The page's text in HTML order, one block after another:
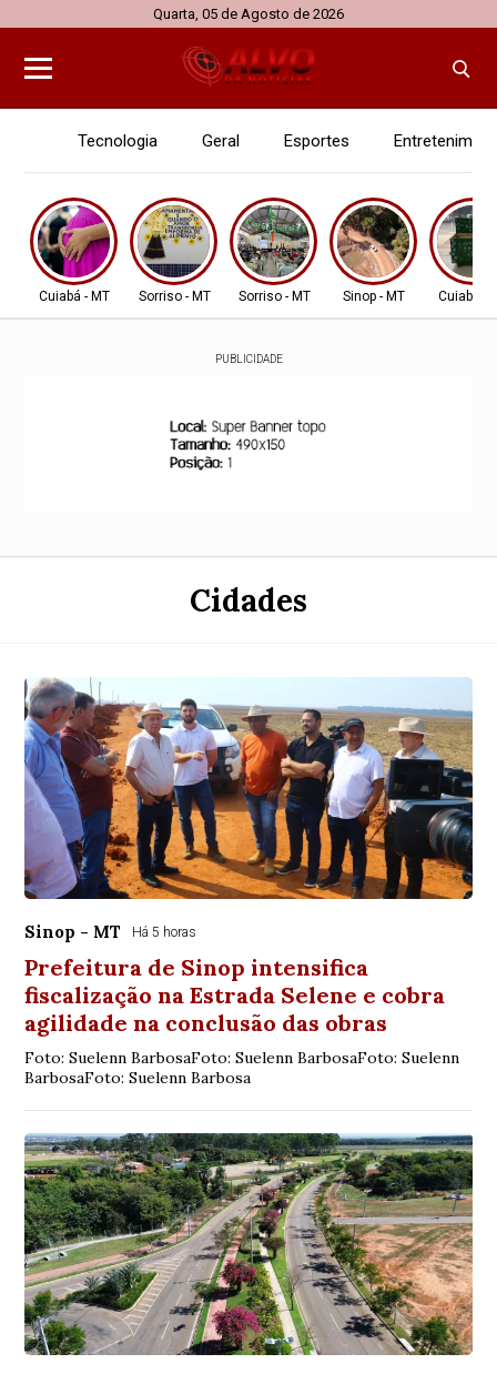
Quarta, 05 de Agosto de 2026
Tecnologia Geral Esportes
Cuiabá - MT Sorriso - MT Sorriso - MT Sinop - MT Cuiabá -
PUBLICIDADE
Cidades
Sinop - MT Há 5 horas
Prefeitura de Sinop intensifica
fiscalização na Estrada Selene e cobra
agilidade na conclusão das obras
Foto: Suelenn BarbosaFoto: Suelenn BarbosaFoto: Suelenn
BarbosaFoto: Suelenn Barbosa